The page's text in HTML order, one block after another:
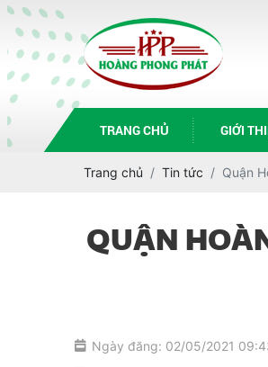
TRANG CHỦ GIỚI
Trang chủ Tin tức Quận
QUẬN
Ngày đăng: 02/05/2021